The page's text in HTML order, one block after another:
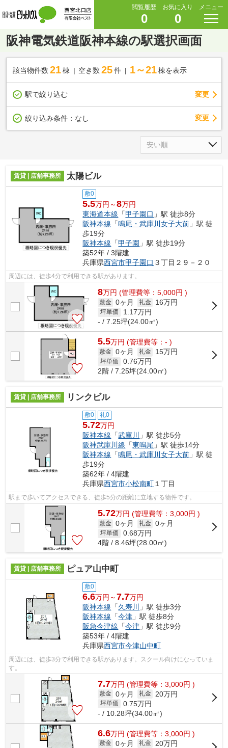
閲覧履歴
0
お気に入り
0
メニュー
阪神電気鉄道阪神本線の駅選択画面
該当物件数 21棟 空き数 25 件 1～21 棟を表示
駅で絞り込む 変更
絞り込み条件： なし 変更
賃貸 | 店舗事務所 太陽ビル
敷0
5.5万円～8万円
東海道本線 「甲子園口 」駅 徒歩8分
阪神本線 「鳴尾・武庫川女子大前 」駅 徒
歩19分
阪神本線 「甲子園 」駅 徒歩19分
築52年 / 3階建
兵庫県西宮市甲子園口 ３丁目２９－２０
周辺には、徒歩4分で利用できる駅があります。
8万円 (管理費等：5,000円 )
敷金 0ヶ月 礼金 16万円
坪単価 1.17万円
- / 7.25坪(24.00㎡)
5.5万円 (管理費等：- )
敷金 0ヶ月 礼金 15万円
坪単価 0.76万円
2階 / 7.25坪(24.00㎡)
賃貸 | 店舗事務所 リンクビル
敷0 礼0
5.72万円
阪神本線 「武庫川
」駅 徒歩5分
阪神武庫川線 「東鳴尾 」駅 徒歩14分
阪神本線 「鳴尾・武庫川女子大前 」駅 徒
歩19分
築62年 / 4階建
兵庫県西宮市小松南町 １丁目
駅まで歩いてアクセスできる、徒歩5分の距離に立地する物件です。
5.72万円 (管理費等：3,000円 )
敷金 0ヶ月 礼金 0ヶ月
坪単価 0.68万円
4階 / 8.46坪(28.00㎡)
賃貸 | 店舗事務所 ピュア山中町
敷0
6.6万円～7.7万円
阪神本線 「久寿川
」駅 徒歩3分
阪神本線 「今津 」駅 徒歩8分
阪急今津線 「今津 」駅 徒歩9分
築53年 / 4階建
兵庫県西宮市今津山中町
周辺には、徒歩3分で利用できる駅があります。スクール向けになっていま
す。
7.7万円 (管理費等：3,000円 )
敷金 0ヶ月 礼金 20万円
坪単価 0.75万円
- / 10.28坪(34.00㎡)
6.6万円 (管理費等：3,000円 )
敷金 0ヶ月 礼金 20万円